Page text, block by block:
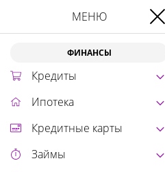
МЕНЮ
ФИНАНСЫ
Кредиты
Ипотека
Кредитные карты
Займы